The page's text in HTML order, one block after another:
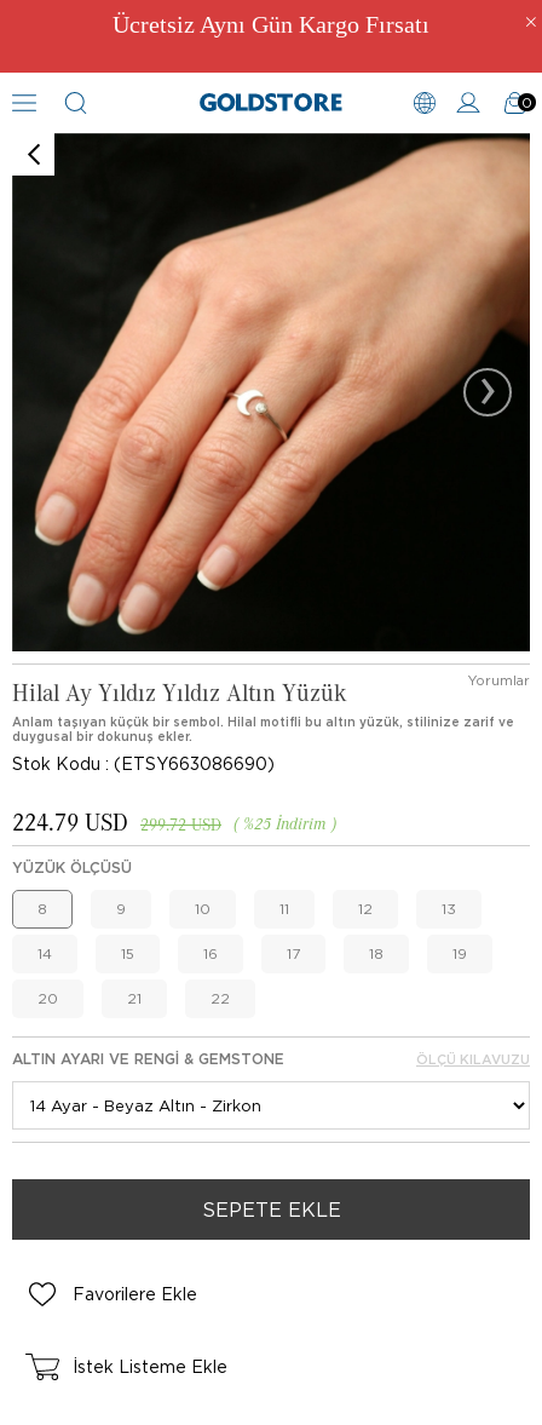
Ücretsiz Aynı Gün Kargo Fırsatı
0
Zirkon Taşlı Yüzükler
›
Hilal Ay Yıldız Yıldız Altın Yüzük Yorumlar
Anlam taşıyan küçük bir sembol. Hilal motifli bu altın yüzük, stilinize zarif ve
duygusal bir dokunuş ekler.
Stok Kodu (ETSY663086690)
%25 İndirim
299.72 USD
224.79 USD
YÜZÜK ÖLÇÜSÜ
8 9 10 11 12 13
14 15 16 17 18 19
20 21 22
ALTIN AYARI VE RENGI & GEMSTONE ÖLÇÜ KILAVUZU
Favorilere Ekle
İstek Listeme Ekle